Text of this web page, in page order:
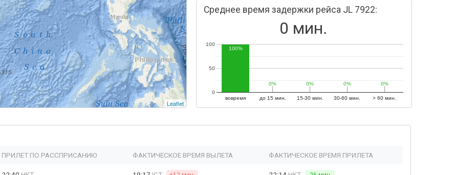
Leaflet
Среднее время задержки рейса JL 7922:
0 мин.
вовремя до 15 мин. 15-30 мин. 30-60 мин. > 60 мин.
0
50
100
100%
0%
0% 0%
0% 0%
0% 0%
0%
ПРИЛЕТ ПО РАССПРИСАНИЮ ФАКТИЧЕСКОЕ ВРЕМЯ ВЫЛЕТА ФАКТИЧЕСКОЕ ВРЕМЯ ПРИЛЕТА